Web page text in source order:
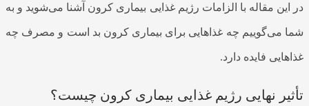
در این مقاله با الزامات رژیم غذایی بیماری کرون آشنا می‌شوید و به
شما می‌گوییم چه غذاهایی برای بیماری کرون بد است و مصرف چه
غذاهایی فایده دارد.
تأثیر نهایی رژیم غذایی بیماری کرون چیست؟